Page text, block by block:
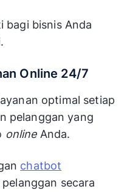
bagi bisnis Anda
Online 24/7
optimal setiap
pelanggan yang
online Anda.
chatbot
secara